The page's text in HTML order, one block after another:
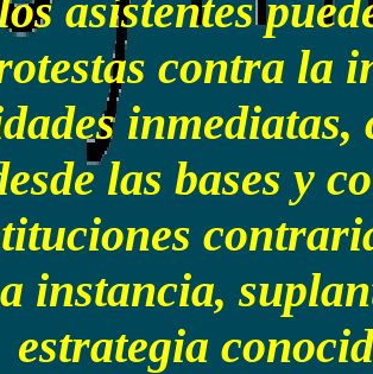
asistentes
contra la
las bases y
instancia,
estrategia